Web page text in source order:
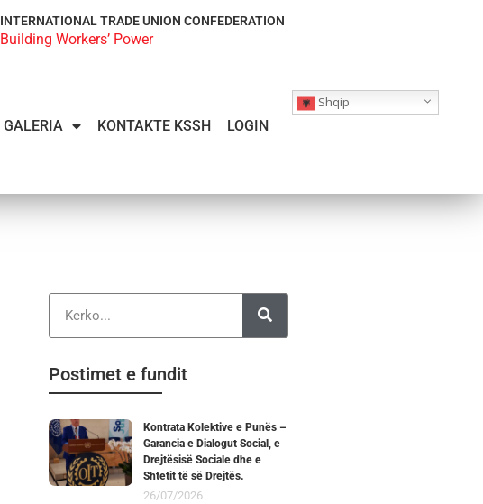
INTERNATIONAL TRADE UNION CONFEDERATION
Building Workers’ Power
GALERIA KONTAKTE KSSH LOGIN
Shqip
Postimet e fundit
Kontrata Kolektive e Punës –
Garancia e Dialogut Social, e
Drejtësisë Sociale dhe e
Shtetit të së Drejtës.
26/07/2026